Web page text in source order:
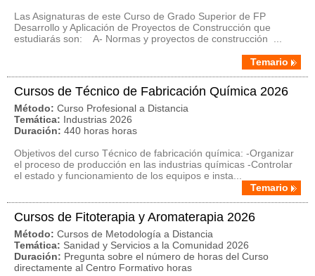
Las Asignaturas de este Curso de Grado Superior de FP
Desarrollo y Aplicación de Proyectos de Construcción que
estudiarás son: A- Normas y proyectos de construcción ...
Temario
Cursos de Técnico de Fabricación Química 2026
Método: Curso Profesional a Distancia
Temática: Industrias 2026
Duración: 440 horas horas
Objetivos del curso Técnico de fabricación química: -Organizar
el proceso de producción en las industrias químicas -Controlar
el estado y funcionamiento de los equipos e insta...
Temario
Cursos de Fitoterapia y Aromaterapia 2026
Método: Cursos de Metodología a Distancia
Temática: Sanidad y Servicios a la Comunidad 2026
Duración: Pregunta sobre el número de horas del Curso
directamente al Centro Formativo horas